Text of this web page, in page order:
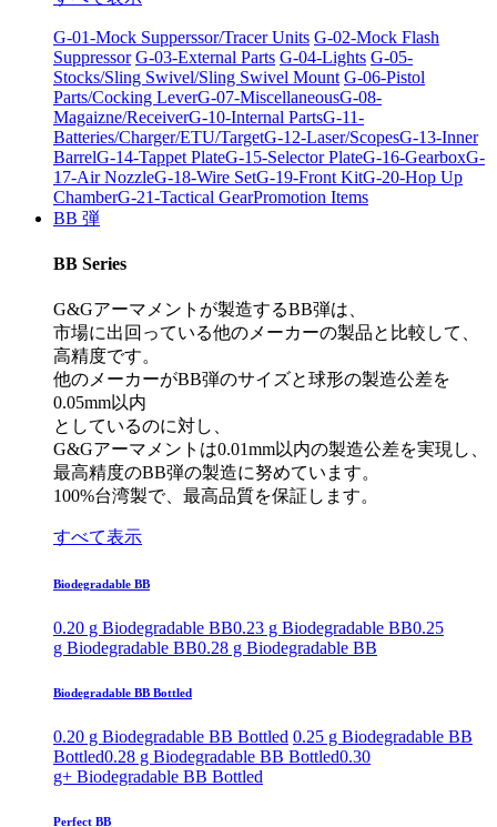
G-01-Mock Supperssor/Tracer Units G-02-Mock Flash
Suppressor G-03-External Parts G-04-Lights G-05-
Stocks/Sling Swivel/Sling Swivel Mount G-06-Pistol
Parts/Cocking LeverG-07-MiscellaneousG-08-
Magaizne/ReceiverG-10-Internal PartsG-11-
Batteries/Charger/ETU/TargetG-12-Laser/ScopesG-13-Inner
BarrelG-14-Tappet PlateG-15-Selector PlateG-16-GearboxG-
17-Air NozzleG-18-Wire SetG-19-Front KitG-20-Hop Up
ChamberG-21-Tactical GearPromotion Items
BB 弾
BB Series
G&Gアーマメントが製造するBB弾は、
市場に出回っている他のメーカーの製品と比較して、
高精度です。
他のメーカーがBB弾のサイズと球形の製造公差を
0.05mm以内
としているのに対し、
G&Gアーマメントは0.01mm以内の製造公差を実現し、
最高精度のBB弾の製造に努めています。
100%台湾製で、最高品質を保証します。
すべて表示
Biodegradable BB
0.20 g Biodegradable BB0.23 g Biodegradable BB0.25
g Biodegradable BB0.28 g Biodegradable BB
Biodegradable BB Bottled
0.20 g Biodegradable BB Bottled 0.25 g Biodegradable BB
Bottled0.28 g Biodegradable BB Bottled0.30
g+ Biodegradable BB Bottled
Perfect BB